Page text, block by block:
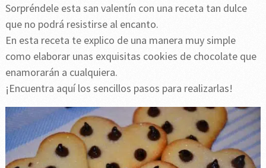
Sorpréndele esta san valentín con una receta tan dulce
que no podrá resistirse al encanto.
En esta receta te explico de una manera muy simple
como elaborar unas exquisitas cookies de chocolate que
enamorarán a cualquiera.
¡Encuentra aquí los sencillos pasos para realizarlas!